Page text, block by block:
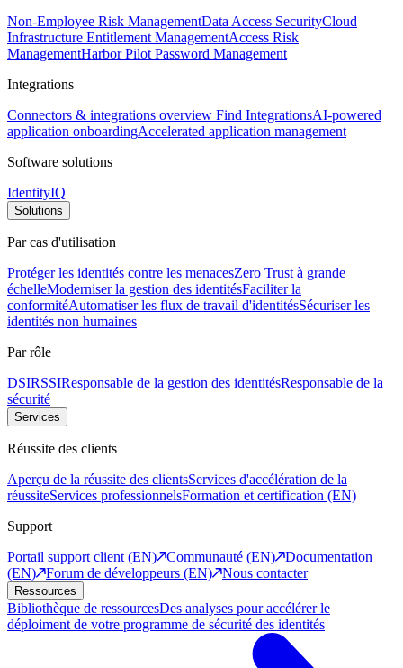
Non-Employee Risk ManagementData Access SecurityCloud
Infrastructure Entitlement ManagementAccess Risk
ManagementHarbor Pilot Password Management
Integrations
Connectors & integrations overview Find IntegrationsAI-powered
application onboardingAccelerated application management
Software solutions
IdentityIQ
Solutions
Par cas d'utilisation
Protéger les identités contre les menacesZero Trust à grande
échelleModerniser la gestion des identitésFaciliter la
conformitéAutomatiser les flux de travail d'identitésSécuriser les
identités non humaines
Par rôle
DSIRSSIResponsable de la gestion des identitésResponsable de la
sécurité
Services
Réussite des clients
Aperçu de la réussite des clientsServices d'accélération de la
réussiteServices professionnelsFormation et certification (EN)
Support
Portail support client (EN)
Communauté (EN)
Documentation
(EN)
Forum de développeurs (EN) Nous contacter
Ressources
Bibliothèque de ressourcesDes analyses pour accélérer le
déploiment de votre programme de sécurité des identités